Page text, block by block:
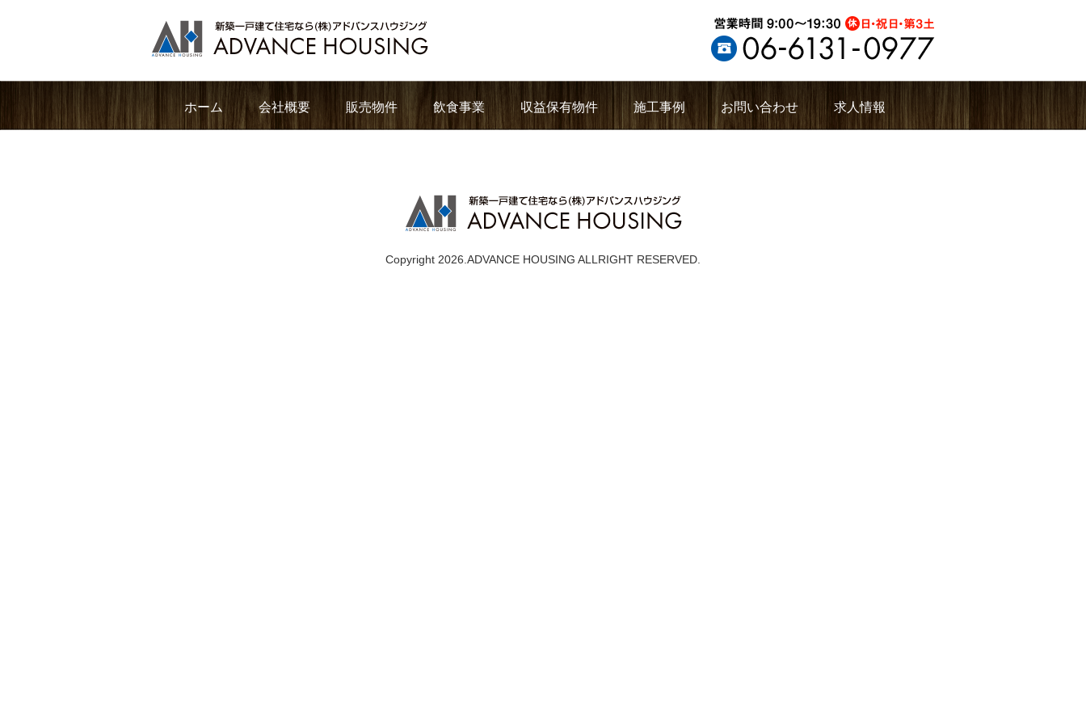
ホーム 会社概要 販売物件 飲食事業 収益保有物件 施工事例 お問い合わせ 求人情報
Copyright 2026.ADVANCE HOUSING ALLRIGHT RESERVED.